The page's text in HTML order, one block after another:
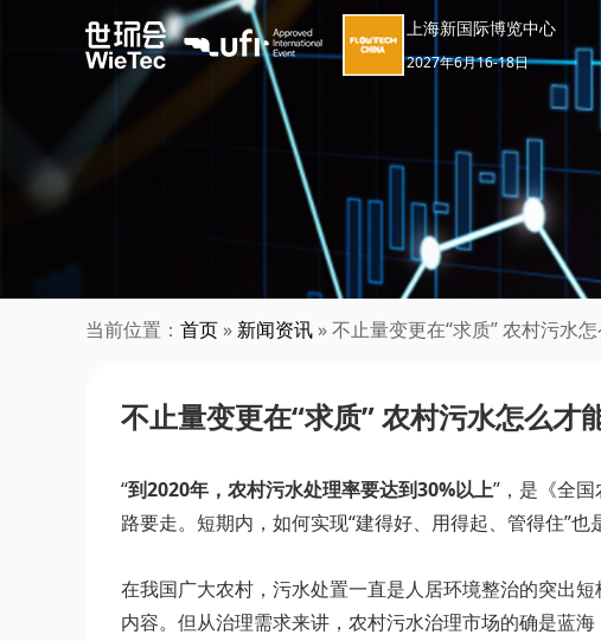
上海新国际博览中心
2027年6月16-18日
当前位置： 首页 » 新闻资讯 » 不止量变更在“求质” 农村污水
不止量变更在“求质” 农村污水怎么才
“到2020年，农村污水处理率要达到30%以上”，是《全
路要走。短期内，如何实现“建得好、用得起、管得住”也
在我国广大农村，污水处置一直是人居环境整治的突出
内容。但从治理需求来讲，农村污水治理市场的确是蓝